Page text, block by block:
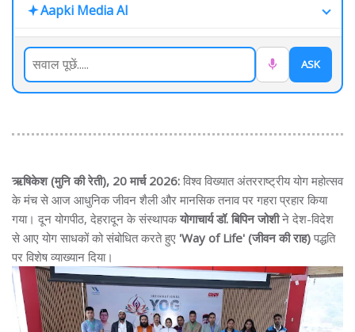
Aapki Media AI
ASK
ऋषिकेश (मुनि की रेती), 20 मार्च 2026: विश्व विख्यात अंतरराष्ट्रीय योग महोत्सव
के मंच से आज आधुनिक जीवन शैली और मानसिक तनाव पर गहरा प्रहार किया
गया। दून योगपीठ, देहरादून के संस्थापकयोगाचार्य डॉ. बिपिन जोशीने देश-विदेश
से आए योग साधकों को संबोधित करते हुए 'Way of Life' (जीवन की राह) पद्धति
पर विशेष व्याख्यान दिया।